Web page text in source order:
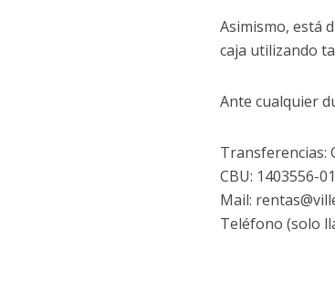
Asimismo, está
caja utilizando
Ante cualquier
Transferencias:
CBU: 1403556-
Mail:
Teléfono (solo